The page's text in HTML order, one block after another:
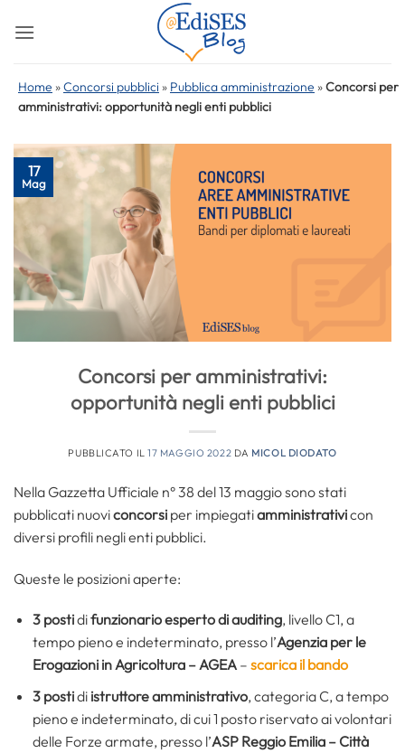
Home »Concorsi pubblici » Pubblica amministrazione »Concorsi per
amministrativi: opportunità negli enti pubblici
17
Mag
Concorsi per amministrativi:
opportunità negli enti pubblici
PUBBLICATO IL17 MAGGIO 2022 DA MICOL DIODATO
Nella Gazzetta Ufficiale n° 38 del 13 maggio sono stati
pubblicati nuoviconcorsi per impiegatiamministrativicon
diversi profili negli enti pubblici.
Queste le posizioni aperte:
3 postidifunzionario esperto di auditing, livello C1, a
tempo pieno e indeterminato, presso l’Agenzia per le
Erogazioni in Agricoltura – AGEA– scarica il bando
3 postidi istruttore amministrativo, categoria C, a tempo
pieno e indeterminato, di cui 1 posto riservato ai volontari
delle Forze armate, presso l’ASP Reggio Emilia – Città